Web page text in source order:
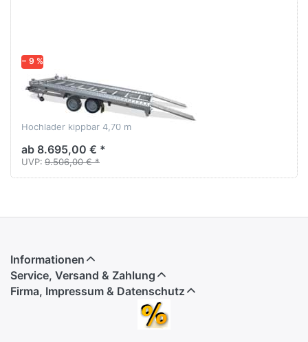
− 9 %
HUMBAUR
MTK 354722
Fahrzeugtransporter
Hochlader kippbar 4,70 m
ab 8.695,00 € *
UVP: 9.506,00 € *
Informationen
Service, Versand & Zahlung
Firma, Impressum & Datenschutz